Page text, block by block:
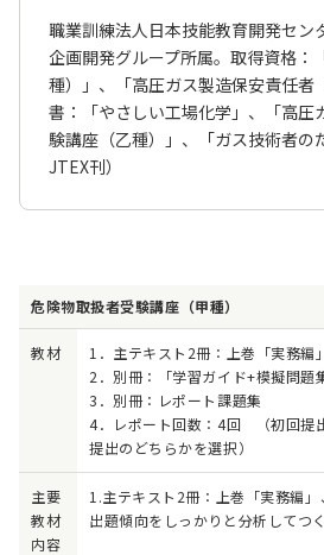
職業訓練法人日本技能教育開発セン
企画開発グループ所属。取得資格：
種）」、「高圧ガス製造保安責任者
書：「やさしい工場化学」、「高圧
験講座（乙種）」、「ガス技術者の
JTEX刊）
危険物取扱者受験講座（甲種）
教材
1．主テキスト2冊：上巻「実務編
2．別冊：「学習ガイド+模擬問題
3．別冊：レポート課題集
4．レポート回数：4回 （初回提
提出のどちらかを選択）
主要
教材
内容
1.主テキスト2冊：上巻「実務編」
出題傾向をしっかりと分析してつ